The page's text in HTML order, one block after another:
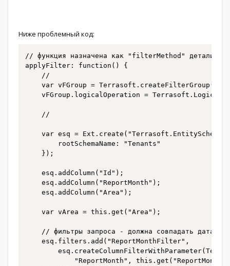
Ниже проблемный код:
// функция назначена как "filterMethod" детали
applyFilter: function() {
    //
    var vFGroup = Terrasoft.createFilterGroup();
vFGroup.logicalOperation =
    //
var esq =
        rootSchemaName: "Tenants"
    });
    esq.addColumn("Id");
    esq.addColumn("ReportMonth");
    esq.addColumn("Area");
    var vArea = this.get("Area");
// фильтры запроса - должна
    esq.filters.add("ReportMonthFilter",
"ReportMonth",